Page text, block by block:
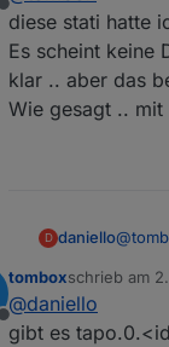
Offline
diese stati hatte
Es scheint keine
klar .. aber das
Wie gesagt ..
D daniello@
Es
Wie
Offline
tomboxschrieb am
zuletzt
@daniello
gibt es